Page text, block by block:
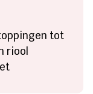
tot
riool